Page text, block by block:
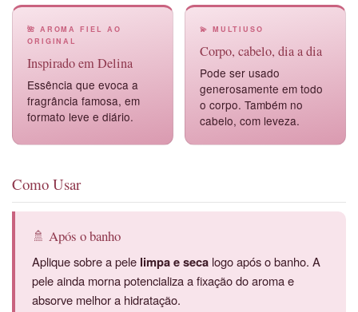
🌺 AROMA FIEL AO
ORIGINAL
Inspirado em Delina
Essência que evoca a
fragrância famosa, em
formato leve e diário.
💫 MULTIUSO
Corpo, cabelo, dia a dia
Pode ser usado
generosamente em todo
o corpo. Também no
cabelo, com leveza.
Como Usar
🚿 Após o banho
Aplique sobre a pele limpa e secalogo após o banho. A
pele ainda morna potencializa a fixação do aroma e
absorve melhor a hidratação.